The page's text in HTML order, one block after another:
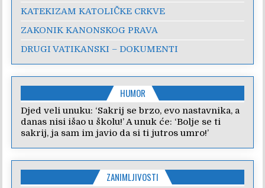
KATEKIZAM KATOLIČKE CRKVE
ZAKONIK KANONSKOG PRAVA
DRUGI VATIKANSKI – DOKUMENTI
HUMOR
Djed veli unuku: ‘Sakrij se brzo, evo nastavnika, a
danas nisi išao u školu!’ A unuk će: ‘Bolje se ti
sakrij, ja sam im javio da si ti jutros umro!’
ZANIMLJIVOSTI